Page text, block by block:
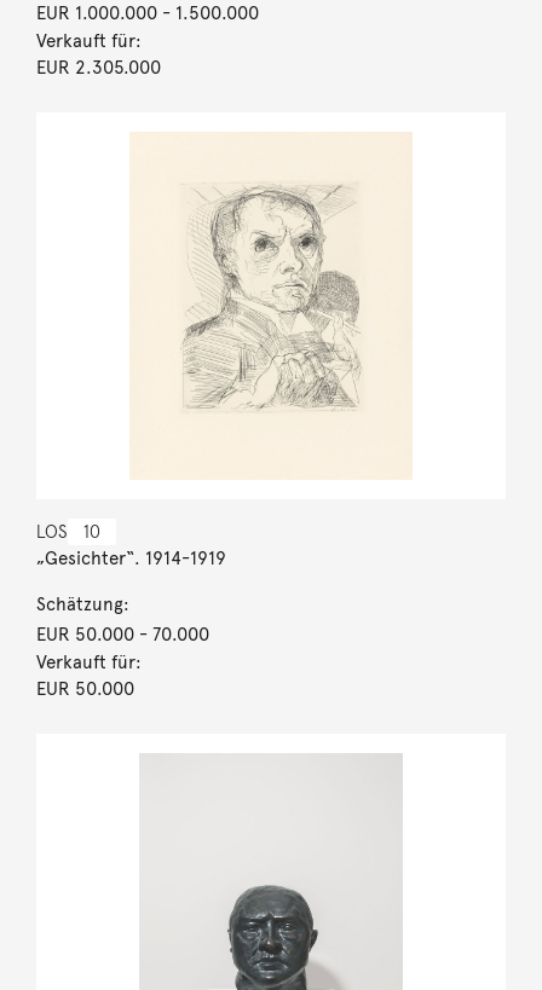
EUR 1.000.000- 1.500.000
Verkauft für:
EUR 2.305.000
LOS 10
„Gesichter“. 1914-1919
Schätzung:
EUR 50.000- 70.000
Verkauft für:
EUR 50.000